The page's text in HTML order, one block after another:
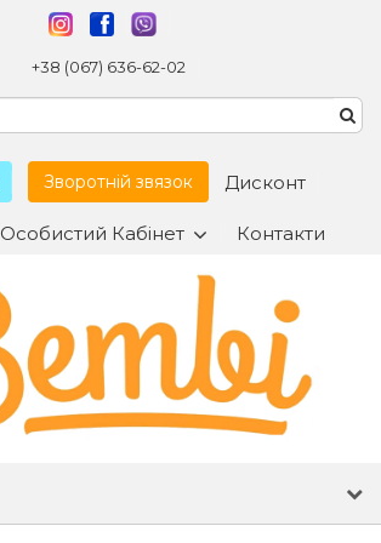
+38 (067) 636-62-02
Зворотній звязок Дисконт
Особистий Кабінет Контакти